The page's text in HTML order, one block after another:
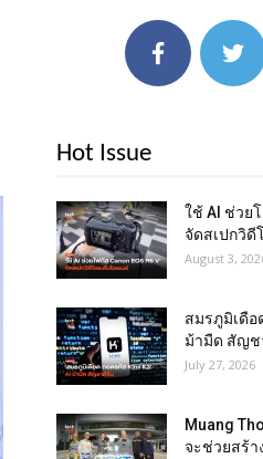
Hot Issue
ใช้ AI ช่วย
จัดสเปกวิดี
August 3,
สมรภูมิเดือ
ม้ามืด สัญช
July 27, 2026
Muang
จะช่วยสร้า